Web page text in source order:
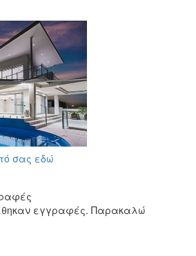
σας εδώ
εγγραφές. Παρακαλώ